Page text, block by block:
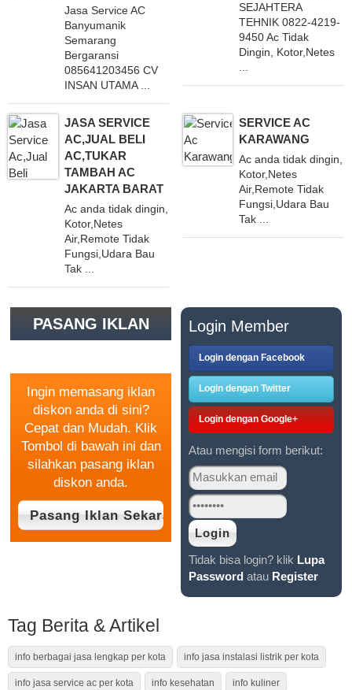
Jasa Service AC
Banyumanik
Semarang
Bergaransi
085641203456 CV
INSAN UTAMA ...
SEJAHTERA
TEHNIK 0822-4219-
9450 Ac Tidak
Dingin, Kotor,Netes
...
JASA SERVICE
AC,JUAL BELI
AC,TUKAR
TAMBAH AC
JAKARTA BARAT
Ac anda tidak dingin,
Kotor,Netes
Air,Remote Tidak
Fungsi,Udara Bau
Tak ...
SERVICE AC
KARAWANG
Ac anda tidak dingin,
Kotor,Netes
Air,Remote Tidak
Fungsi,Udara Bau
Tak ...
PASANG IKLAN
Ingin memasang iklan
diskon anda di sini?
Cepat dan Mudah. Klik
Tombol di bawah ini dan
silahkan pasang iklan
diskon anda.
Login Member
Login dengan Facebook
Login dengan Twitter
Login dengan Google+
Atau mengisi form berikut:
Tidak bisa login? klik Lupa
Password atau Register
Tag Berita & Artikel
info berbagai jasa lengkap per kota info jasa instalasi listrik per kota
info jasa service ac per kota info kesehatan info kuliner